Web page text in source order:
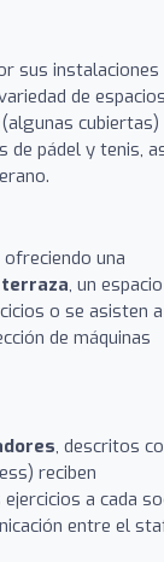
sus instalaciones
de
(algunas cubiertas)
de pádel y tenis,
ofreciendo una
, un espacio
o se asisten a
de máquinas
, descritos
reciben
a cada
entre el